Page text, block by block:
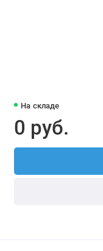
На складе
0 руб.